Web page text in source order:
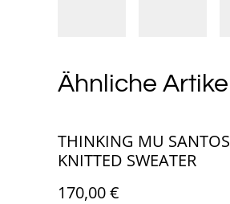
Ähnliche Artikel
THINKING MU SANTOS
KNITTED SWEATER
170,00 €